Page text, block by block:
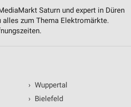
Saturn und expert in Düren
alles zum Thema Elektromärkte.
› Wuppertal
› Bielefeld